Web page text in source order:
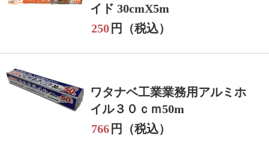
イド 30cmX5m
250 円（税込）
ワタナベ工業業務用アルミホ
イル３０ｃｍ50m
766 円（税込）